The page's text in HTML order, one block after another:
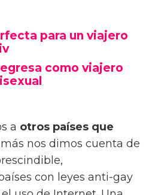
para un viajero
como viajero
a otros países que
más nos dimos cuenta de
con leyes anti-gay